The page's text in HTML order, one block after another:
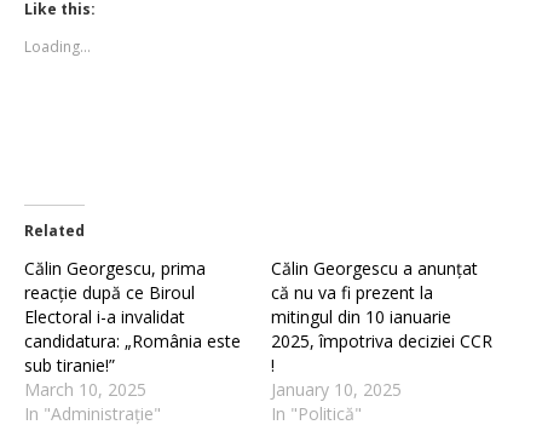
(Opens
in
window)
Like this:
Loading...
Related
Călin Georgescu, prima
reacție după ce Biroul
Electoral i-a invalidat
candidatura: „România este
sub tiranie!”
March 10, 2025
In "Administrație"
Călin Georgescu a anunțat
că nu va fi prezent la
mitingul din 10 ianuarie
2025, împotriva deciziei CCR
!
January 10, 2025
In "Politică"